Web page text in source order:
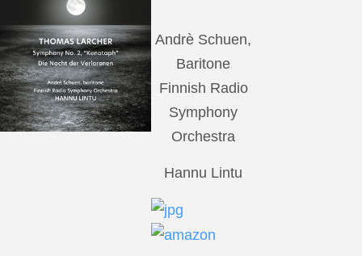
Andrè Schuen,
Baritone
Finnish Radio
Symphony
Orchestra
Hannu Lintu